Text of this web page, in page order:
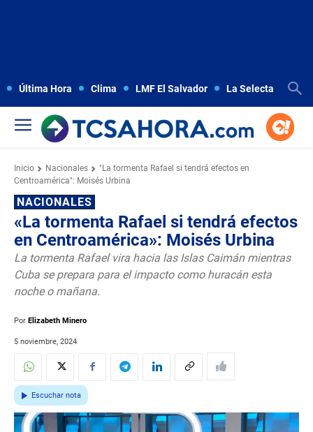
Última Hora Clima LMF El Salvador La Selecta
Inicio Nacionales
"La tormenta Rafael si tendrá efectos en
Centroamérica": Moisés Urbina
NACIONALES
«La tormenta Rafael si tendrá efectos
en Centroamérica»: Moisés Urbina
La tormenta Rafael vira hacia las Islas Caimán mientras
Cuba se prepara para el impacto como huracán esta
noche o mañana.
Por Elizabeth Minero
5 noviembre, 2024
Escuchar nota